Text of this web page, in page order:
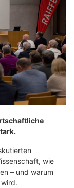
wie
– und warum